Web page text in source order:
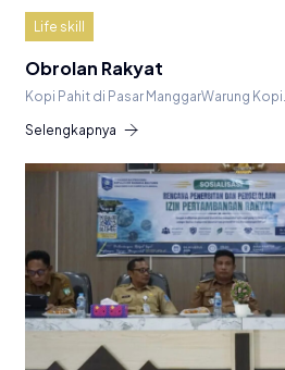
Life skill
Obrolan Rakyat
Kopi Pahit di Pasar ManggarWarung
Selengkapnya